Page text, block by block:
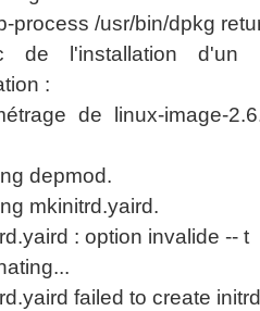
process /usr/bin/dpkg
de l'installation d'un
:
de linux-image-
depmod.
mkinitrd.yaird.
: option invalide -- t
failed to create